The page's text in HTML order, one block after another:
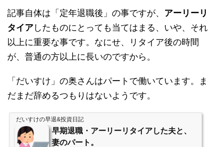
記事自体は「定年退職後」の事ですが、 アーリーリ
タイア したものにとっても当てはまる、いや、それ
以上に重要な事です。なにせ、リタイア後の時間
が、普通の方以上に長いのですから。
「だいすけ」の奥さんはパートで働いています。ま
だまだ辞めるつもりはないようです。
だいすけの早退&投資日記
早期退職・アーリーリタイアした夫と、
妻のパート。